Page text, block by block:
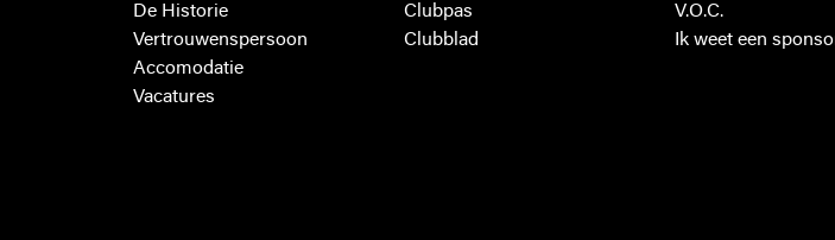
De Historie
Vertrouwenspersoon
Accomodatie
Vacatures
Clubpas
Clubblad
V.O.C.
Ik weet een